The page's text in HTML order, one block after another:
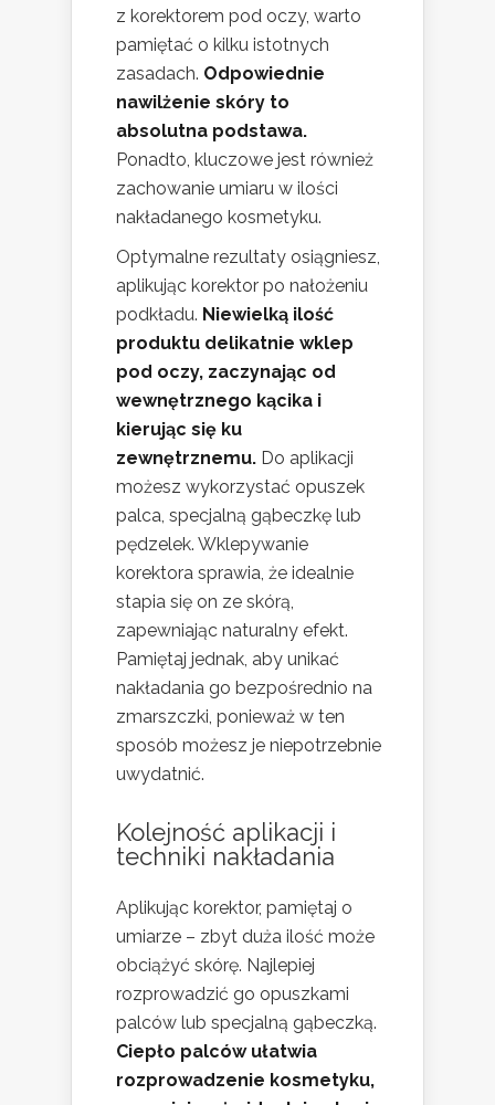
z korektorem pod oczy, warto
pamiętać o kilku istotnych
zasadach. Odpowiednie
nawilżenie skóry to
absolutna podstawa.
Ponadto, kluczowe jest również
zachowanie umiaru w ilości
nakładanego kosmetyku.
Optymalne rezultaty osiągniesz,
aplikując korektor po nałożeniu
podkładu. Niewielką ilość
produktu delikatnie wklep
pod oczy, zaczynając od
wewnętrznego kącika i
kierując się ku
zewnętrznemu. Do aplikacji
możesz wykorzystać opuszek
palca, specjalną gąbeczkę lub
pędzelek. Wklepywanie
korektora sprawia, że idealnie
stapia się on ze skórą,
zapewniając naturalny efekt.
Pamiętaj jednak, aby unikać
nakładania go bezpośrednio na
zmarszczki, ponieważ w ten
sposób możesz je niepotrzebnie
uwydatnić.
Kolejność aplikacji i
techniki nakładania
Aplikując korektor, pamiętaj o
umiarze – zbyt duża ilość może
obciążyć skórę. Najlepiej
rozprowadzić go opuszkami
palców lub specjalną gąbeczką.
Ciepło palców ułatwia
rozprowadzenie kosmetyku,